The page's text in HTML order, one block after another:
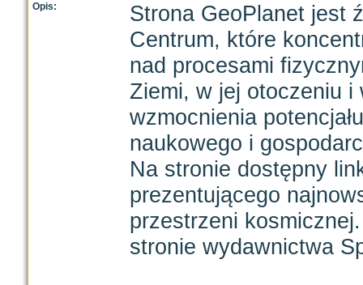
Opis:
Strona GeoPlanet jest
Centrum, które
nad procesami
Ziemi, w jej otoczeniu i
wzmocnienia
naukowego i
Na stronie dostępny
prezentującego
przestrzeni
stronie wydawnictwa